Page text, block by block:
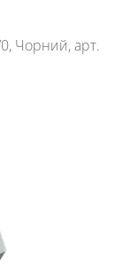
Чорний, арт.